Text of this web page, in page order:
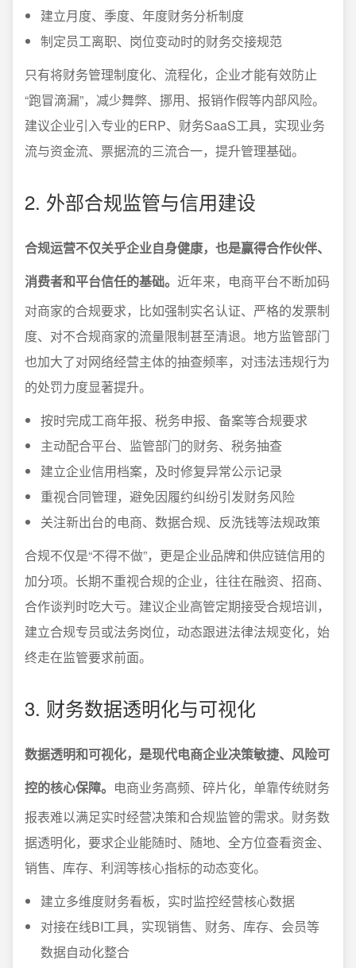
建立月度、季度、年度财务分析制度
制定员工离职、岗位变动时的财务交接规范
只有将财务管理制度化、流程化，企业才能有效防止
“跑冒滴漏”，减少舞弊、挪用、报销作假等内部风险。
建议企业引入专业的ERP、财务SaaS工具，实现业务
流与资金流、票据流的三流合一，提升管理基础。
2. 外部合规监管与信用建设
合规运营不仅关乎企业自身健康，也是赢得合作伙伴、
消费者和平台信任的基础。 近年来，电商平台不断加码
对商家的合规要求，比如强制实名认证、严格的发票制
度、对不合规商家的流量限制甚至清退。地方监管部门
也加大了对网络经营主体的抽查频率，对违法违规行为
的处罚力度显著提升。
按时完成工商年报、税务申报、备案等合规要求
主动配合平台、监管部门的财务、税务抽查
建立企业信用档案，及时修复异常公示记录
重视合同管理，避免因履约纠纷引发财务风险
关注新出台的电商、数据合规、反洗钱等法规政策
合规不仅是“不得不做”，更是企业品牌和供应链信用的
加分项。长期不重视合规的企业，往往在融资、招商、
合作谈判时吃大亏。建议企业高管定期接受合规培训，
建立合规专员或法务岗位，动态跟进法律法规变化，始
终走在监管要求前面。
3. 财务数据透明化与可视化
数据透明和可视化，是现代电商企业决策敏捷、风险可
控的核心保障。 电商业务高频、碎片化，单靠传统财务
报表难以满足实时经营决策和合规监管的需求。财务数
据透明化，要求企业能随时、随地、全方位查看资金、
销售、库存、利润等核心指标的动态变化。
建立多维度财务看板，实时监控经营核心数据
对接在线BI工具，实现销售、财务、库存、会员等
数据自动化整合